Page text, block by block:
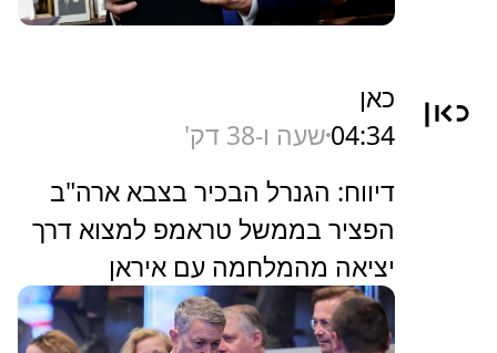
כאן
04:34שעה ו-38 דק'
דיווח: הגנרל הבכיר בצבא ארה"ב
הפציר בממשל טראמפ למצוא דרך
יציאה מהמלחמה עם איראן